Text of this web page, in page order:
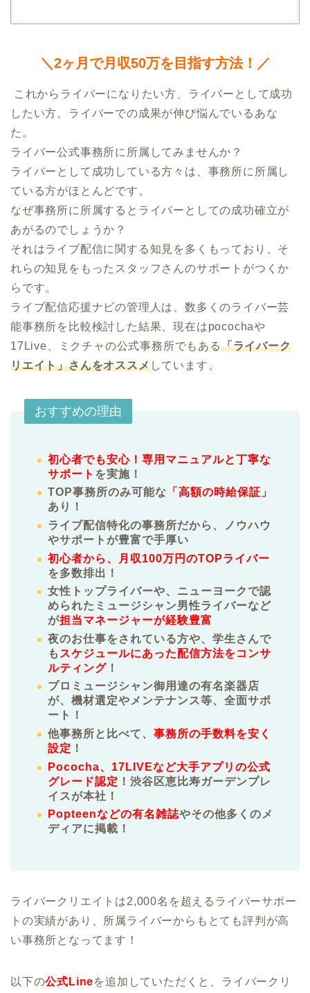
＼2ヶ月で月収50万を目指す方法！／
したい方、ライバーでの成果が伸び悩んでいるあな
た。
ライバー公式事務所に所属してみませんか？
ライバーとして成功している方々は、事務所に所属し
ている方がほとんどです。
なぜ事務所に所属するとライバーとしての成功確立が
あがるのでしょうか？
それはライブ配信に関する知見を多くもっており、そ
れらの知見をもったスタッフさんのサポートがつくか
らです。
ライブ配信応援ナビの管理人は、数多くのライバー芸
能事務所を比較検討した結果、現在はpocochaや
17Live、ミクチャの公式事務所でもある「ライバーク
リエイト」さんをオススメしています。
おすすめの理由
初心者でも安心！専用マニュアルと丁寧な
サポート を実施！
TOP事務所のみ可能な 「高額の時給保証」
あり！
ライブ配信特化の事務所だから、ノウハウ
やサポートが豊富で手厚い
初心者から、月収100万円のTOPライバー
を多数排出！
女性トップライバーや、ニューヨークで認
められたミュージシャン男性ライバーなど
が担当マネージャーが経験豊富
夜のお仕事をされている方や、学生さんで
も スケジュールにあった配信方法をコンサ
ルティング ！
プロミュージシャン御用達の有名楽器店
が、機材選定やメンテナンス等、全面サポ
ート！
他事務所と比べて、 事務所の手数料を安く
設定 ！
Pococha、17LIVEなど大手アプリの公式
グレード認定 ！渋谷区恵比寿ガーデンプレ
イスが本社！
Popteenなどの有名雑誌やその他多くのメ
ディアに掲載！
ライバークリエイトは2,000名を超えるライバーサポー
トの実績があり、所属ライバーからもとても評判が高
い事務所となってます！
以下の公式Lineを追加していただくと、ライバークリ